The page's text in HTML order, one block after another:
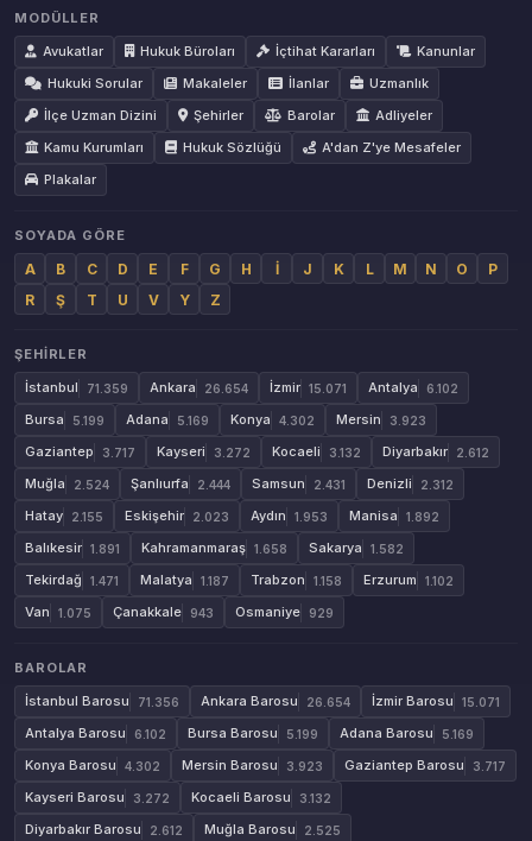
MODÜLLER
Avukatlar
Hukuk Büroları İçtihat Kararları
Kanunlar
Hukuki Sorular
Makaleler İlanlar
Uzmanlık
İlçe Uzman Dizini
Şehirler Barolar
Adliyeler
Kamu Kurumları
Hukuk Sözlüğü
A'dan Z'ye Mesafeler
Plakalar
SOYADA GÖRE
A B C D E F G H İ J K L M N O
P
R
Ş T U V Y Z
ŞEHIRLER
İstanbul
71.359 Ankara 26.654 İzmir 15.071 Antalya 6.102
Bursa 5.199 Adana 5.169 Konya 4.302 Mersin 3.923
Gaziantep 3.717 Kayseri 3.272 Kocaeli 3.132 Diyarbakır 2.612
Muğla 2.524 Şanlıurfa 2.444 Samsun 2.431 Denizli 2.312
Hatay 2.155 Eskişehir 2.023 Aydın 1.953 Manisa 1.892
Balıkesir 1.891 Kahramanmaraş 1.658 Sakarya 1.582
Tekirdağ 1.471 Malatya 1.187 Trabzon 1.158 Erzurum 1.102
Van 1.075 Çanakkale 943 Osmaniye 929
BAROLAR
İstanbul Barosu
71.356 Ankara Barosu 26.654 İzmir Barosu 15.071
Antalya Barosu 6.102 Bursa Barosu 5.199 Adana Barosu 5.169
Konya Barosu 4.302 Mersin Barosu 3.923 Gaziantep Barosu 3.717
Kayseri Barosu 3.272 Kocaeli Barosu 3.132
Diyarbakır Barosu 2.612 Muğla Barosu 2.525